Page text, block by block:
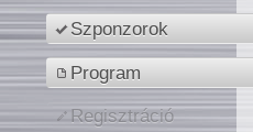
Szponzorok
Program
Regisztráció